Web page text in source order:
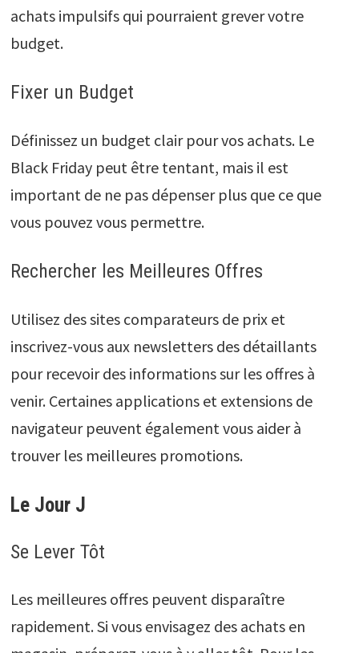
achats impulsifs qui pourraient grever votre
budget.
Fixer un Budget
Définissez un budget clair pour vos achats. Le
Black Friday peut être tentant, mais il est
important de ne pas dépenser plus que ce que
vous pouvez vous permettre.
Rechercher les Meilleures Offres
Utilisez des sites comparateurs de prix et
inscrivez-vous aux newsletters des détaillants
pour recevoir des informations sur les offres à
venir. Certaines applications et extensions de
navigateur peuvent également vous aider à
trouver les meilleures promotions.
Le Jour J
Se Lever Tôt
Les meilleures offres peuvent disparaître
rapidement. Si vous envisagez des achats en